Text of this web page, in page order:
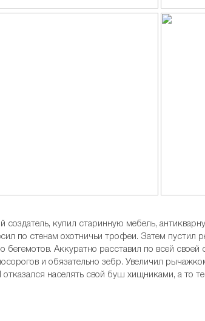
создатель, купил старинную мебель,
по стенам охотничьи трофеи. Затем пустил
Аккуратно расставил по всей своей
и обязательно зебр. Увеличил
населять свой буш хищниками, а то